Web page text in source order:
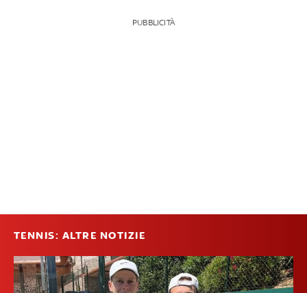
PUBBLICITÀ
TENNIS: ALTRE NOTIZIE